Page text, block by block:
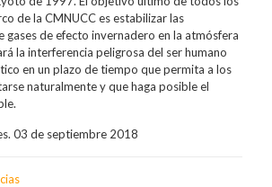
de la CMNUCC es estabilizar las
gases de efecto invernadero en la atmósfera
la interferencia peligrosa del ser humano
en un plazo de tiempo que permita a los
naturalmente y que haga posible el
03 de septiembre 2018